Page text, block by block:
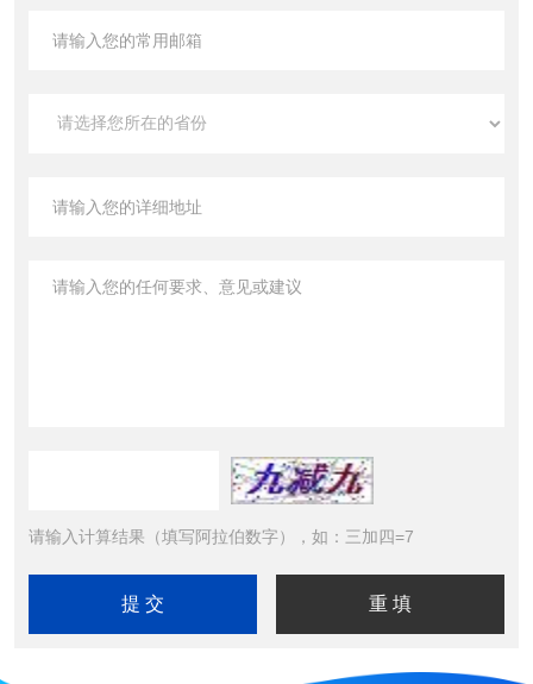
请输入计算结果（填写阿拉伯数字），如：三加四=7